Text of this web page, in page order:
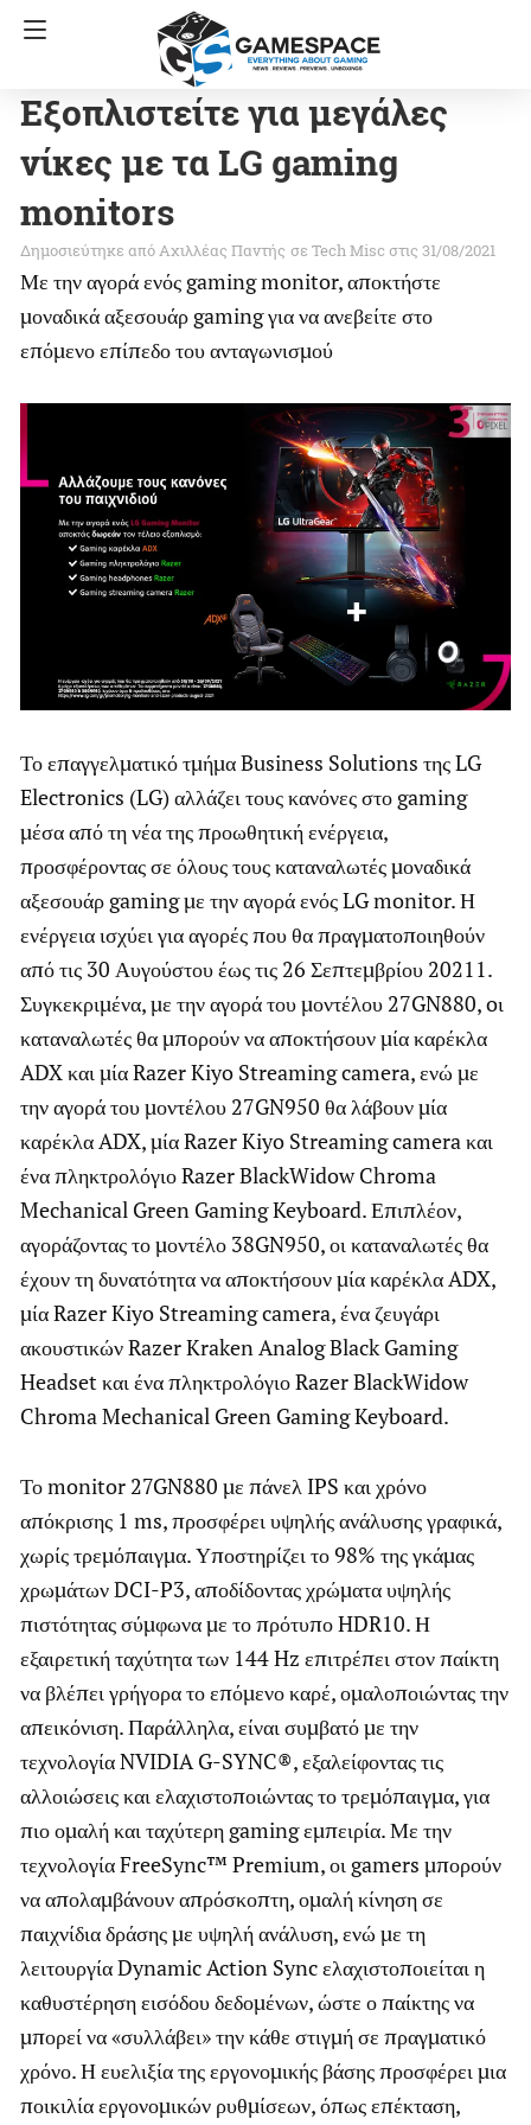
Εξοπλιστείτε για μεγάλες
νίκες με τα LG gaming
monitors
Αχιλλέας Παντής σε Tech Misc στις 31/08/2021
Με την αγορά ενός gaming monitor, αποκτήστε
μοναδικά αξεσουάρ gaming για να ανεβείτε στο
επόμενο επίπεδο του ανταγωνισμού
Το επαγγελματικό τμήμα Business Solutions της LG
Electronics (LG) αλλάζει τους κανόνες στο gaming
μέσα από τη νέα της προωθητική ενέργεια,
προσφέροντας σε όλους τους καταναλωτές μοναδικά
αξεσουάρ gaming με την αγορά ενός LG monitor. Η
ενέργεια ισχύει για αγορές που θα πραγματοποιηθούν
από τις 30 Αυγούστου έως τις 26 Σεπτεμβρίου 20211.
Συγκεκριμένα, με την αγορά του μοντέλου 27GN880, oι
καταναλωτές θα μπορούν να αποκτήσουν μία καρέκλα
ADX και μία Razer Kiyo Streaming camera, ενώ με
την αγορά του μοντέλου 27GN950 θα λάβουν μία
καρέκλα ADX, μία Razer Kiyo Streaming camera και
ένα πληκτρολόγιο Razer BlackWidow Chroma
Mechanical Green Gaming Keyboard. Επιπλέον,
αγοράζοντας το μοντέλο 38GN950, οι καταναλωτές θα
έχουν τη δυνατότητα να αποκτήσουν μία καρέκλα ADX,
μία Razer Kiyo Streaming camera, ένα ζευγάρι
ακουστικών Razer Kraken Analog Black Gaming
Headset και ένα πληκτρολόγιο Razer BlackWidow
Chroma Mechanical Green Gaming Keyboard.
Το monitor 27GN880 με πάνελ IPS και χρόνο
απόκρισης 1 ms, προσφέρει υψηλής ανάλυσης γραφικά,
χωρίς τρεμόπαιγμα. Υποστηρίζει το 98% της γκάμας
χρωμάτων DCI-P3, αποδίδοντας χρώματα υψηλής
πιστότητας σύμφωνα με το πρότυπο HDR10. Η
εξαιρετική ταχύτητα των 144 Hz επιτρέπει στον παίκτη
να βλέπει γρήγορα το επόμενο καρέ, ομαλοποιώντας την
απεικόνιση. Παράλληλα, είναι συμβατό με την
τεχνολογία NVIDIA G-SYNC®, εξαλείφοντας τις
αλλοιώσεις και ελαχιστοποιώντας το τρεμόπαιγμα, για
πιο ομαλή και ταχύτερη gaming εμπειρία. Με την
τεχνολογία FreeSync™ Premium, οι gamers μπορούν
να απολαμβάνουν απρόσκοπτη, ομαλή κίνηση σε
παιχνίδια δράσης με υψηλή ανάλυση, ενώ με τη
λειτουργία Dynamic Action Sync ελαχιστοποιείται η
καθυστέρηση εισόδου δεδομένων, ώστε ο παίκτης να
μπορεί να «συλλάβει» την κάθε στιγμή σε πραγματικό
χρόνο. Η ευελιξία της εργονομικής βάσης προσφέρει μια
ποικιλία εργονομικών ρυθμίσεων, όπως επέκταση,